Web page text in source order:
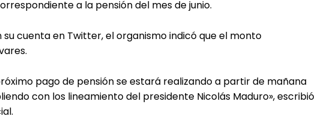
a la pensión del mes de junio.
su cuenta en Twitter, el organismo indicó que el monto
pago de pensión se estará realizando a partir de mañana
con los lineamiento del presidente Nicolás Maduro», escribió